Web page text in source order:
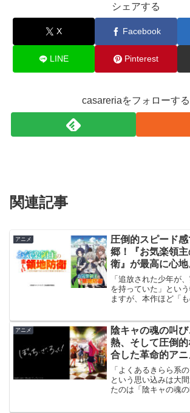
シェアする
X Facebook
LINE Pinterest
casareriaをフォローする
関連記事
アニメ
圧倒的スピード
郷！『お気楽領
衛』が最高に心
「追放された少年が
を持っていた」とい
ますが、本作ほど「
今、私の心は非常に清
たされています。見
アニメ
陰キャの魂の叫
熱、そして圧倒
合した革命的アニ
ざ・ろっく！』
「よくあるきらら系
という思い込みは大
たのは「陰キャの魂の